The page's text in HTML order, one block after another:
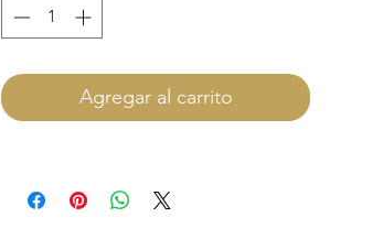
Agregar al carrito